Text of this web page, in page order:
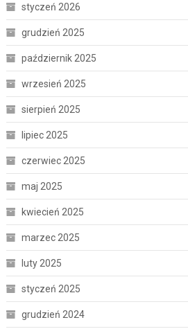
styczeń 2026
grudzień 2025
październik 2025
wrzesień 2025
sierpień 2025
lipiec 2025
czerwiec 2025
maj 2025
kwiecień 2025
marzec 2025
luty 2025
styczeń 2025
grudzień 2024